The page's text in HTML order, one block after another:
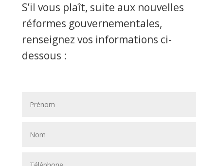
S’il vous plaît, suite aux nouvelles
réformes gouvernementales,
renseignez vos informations ci-
dessous :